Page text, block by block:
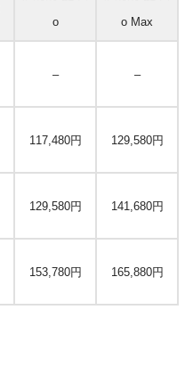
o
o Max
– –
117,480円 129,580円
129,580円 141,680円
153,780円 165,880円